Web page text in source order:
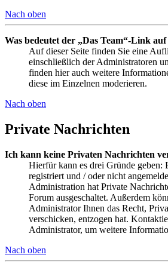
Nach oben
Was bedeutet der „Das Team“-Link
Auf dieser Seite finden Sie eine
einschließlich der Administratoren
finden hier auch weitere
diese im Einzelnen moderieren.
Nach oben
Private Nachrichten
Ich kann keine Privaten Nachrichten
Hierfür kann es drei Gründe geben:
registriert und / oder nicht
Administration hat Private
Forum ausgeschaltet. Außerdem
Administrator Ihnen das Recht,
verschicken, entzogen hat.
Administrator, um weitere
Nach oben